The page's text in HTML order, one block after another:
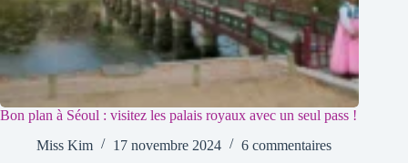
Bon plan à Séoul : visitez les palais royaux avec un seul pass !
Miss Kim
17 novembre 2024 6 commentaires